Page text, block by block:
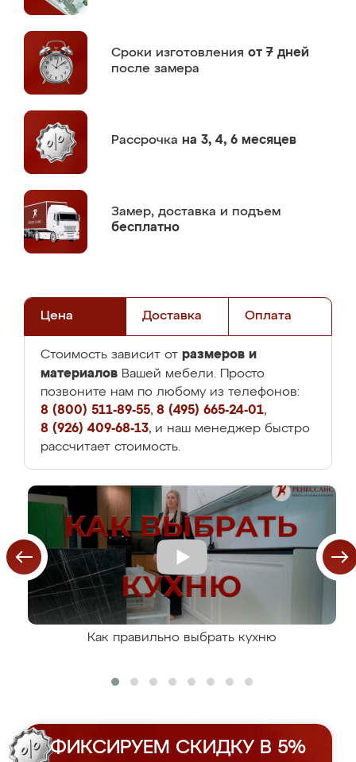
Сроки изготовления от 7 дней
после замера
Рассрочка на 3, 4, 6 месяцев
Замер, доставка и подъем
бесплатно
Цена Доставка Оплата
Стоимость зависит от размеров и
материалов Вашей мебели. Просто
позвоните нам по любому из телефонов:
8 (800) 511-89-55, 8 (495) 665-24-01,
8 (926) 409-68-13, и наш менеджер быстро
рассчитает стоимость.
Как правильно выбрать кухню
ФИКСИРУЕМ СКИДКУ В 5%